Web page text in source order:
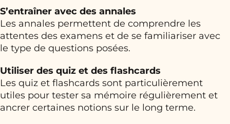
S’entraîner avec des annales
Les annales permettent de comprendre les
attentes des examens et de se familiariser avec
le type de questions posées.
Utiliser des quiz et des flashcards
Les quiz et flashcards sont particulièrement
utiles pour tester sa mémoire régulièrement et
ancrer certaines notions sur le long terme.